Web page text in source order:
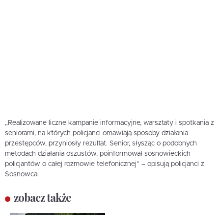
„Realizowane liczne kampanie informacyjne, warsztaty i spotkania z
seniorami, na których policjanci omawiają sposoby działania
przestępców, przyniosły rezultat. Senior, słysząc o podobnych
metodach działania oszustów, poinformował sosnowieckich
policjantów o całej rozmowie telefonicznej” – opisują policjanci z
Sosnowca.
zobacz także